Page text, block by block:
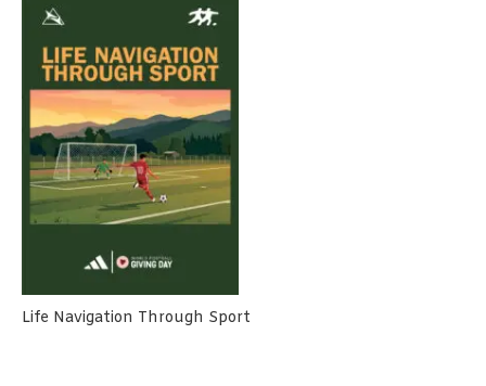
Life Navigation Through Sport